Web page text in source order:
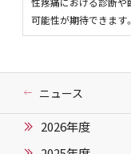
可能性が期待できます。
ニュース
2026年度